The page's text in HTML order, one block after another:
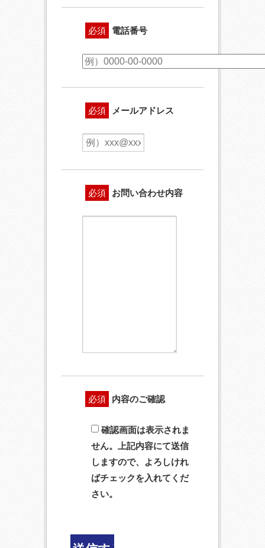
必須 電話番号
必須 メールアドレス
必須 お問い合わせ内容
必須 内容のご確認
確認画面は表示されま
せん。上記内容にて送信
しますので、よろしけれ
ばチェックを入れてくだ
さい。